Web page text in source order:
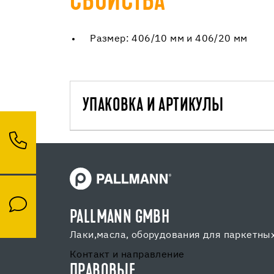
Размер: 406/10 мм и 406/20 мм
УПАКОВКА И АРТИКУЛЫ
PALLMANN GMBH
Лаки,масла, оборудования для
Контакт и направление